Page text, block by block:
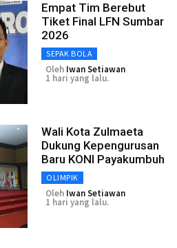
Empat Tim Berebut
Tiket Final LFN Sumbar
2026
SEPAK BOLA
Oleh Iwan Setiawan
1 hari yang lalu.
Wali Kota Zulmaeta
Dukung Kepengurusan
Baru KONI Payakumbuh
OLIMPIK
Oleh Iwan Setiawan
1 hari yang lalu.